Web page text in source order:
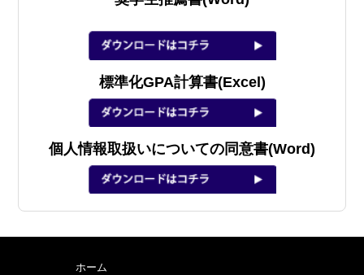
標準化GPA計算書(Excel)
個人情報取扱いについての同意書(Word)
ホーム